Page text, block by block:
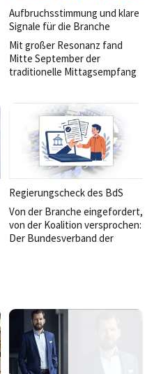
Aufbruchsstimmung und klare
Signale für die Branche
Mit großer Resonanz fand
Mitte September der
traditionelle Mittagsempfang
München statt. Neben Gästen
aus Politik, Wirtschaft und
Gesellschaft sprachen
führende Vertreter des
Verbandes sowie hochrangige
Politiker über die Zukunft der
Branche.
Regierungscheck des BdS
Von der Branche eingefordert,
von der Koalition versprochen:
Der Bundesverband der
Regierungsarbeit. Viele
zentrale Anliegen der Branche
fanden sich im
Koalitionsvertrag wieder. Doch
wie steht es um deren